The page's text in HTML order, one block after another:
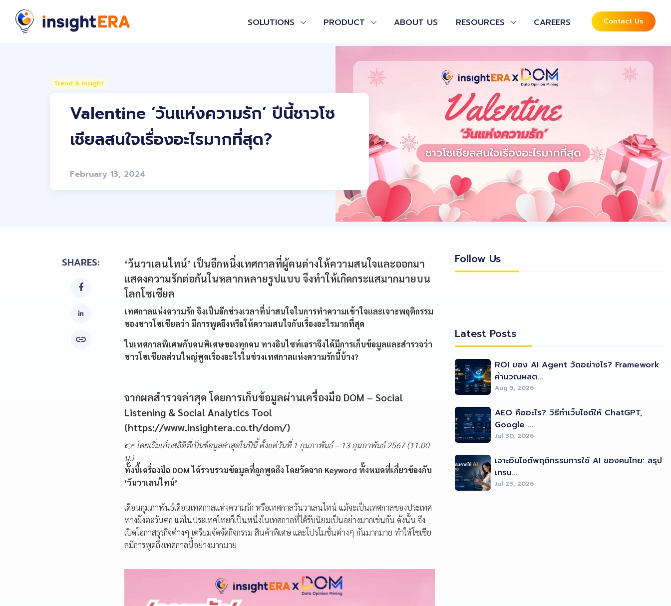
SOLUTIONS PRODUCT ABOUT US RESOURCES CAREERS Contact Us
Trend & Insight
Valentine ‘วันแห่งความรัก’ ปีนี้ชาวโซ
เชียลสนใจเรื่องอะไรมากที่สุด?
February 13, 2024
SHARES:


‘วันวาเลนไทน์’ เป็นอีกหนึ่งเทศกาลที่ผู้คนต่างให้ความสนใจและออกมา
แสดงความรักต่อกันในหลากหลายรูปแบบ จึงทำให้เกิดกระแสมากมายบน
โลกโซเชียล
เทศกาลแห่งความรัก จึงเป็นอีกช่วงเวลาที่น่าสนใจในการทำความเข้าใจและเจาะพฤติกรรม
ของชาวโซเชียลว่า มีการพูดถึงหรือให้ความสนใจกับเรื่องอะไรมากที่สุด
ในเทศกาลพิเศษกับคนพิเศษของทุกคน ทางอินไซท์เอราจึงได้มีการเก็บข้อมูลและสำรวจว่า
ชาวโซเชียลส่วนใหญ่พูดเรื่องอะไรในช่วงเทศกาลแห่งความรักนี้บ้าง?
จากผลสำรวจล่าสุด โดยการเก็บข้อมูลผ่านเครื่องมือ DOM – Social
Listening & Social Analytics Tool
(https://www.insightera.co.th/dom/)
👉 โดยเริ่มเก็บสถิติที่เป็นข้อมูลล่าสุดในปีนี้ ตั้งแต่วันที่ 1 กุมภาพันธ์ – 13 กุมภาพันธ์ 2567 (11.00
น.)
ทั้งนี้เครื่องมือ DOM ได้รวบรวมข้อมูลที่ถูกพูดถึง โดยวัดจาก Keyword ทั้งหมดที่เกี่ยวข้องกับ
‘วันวาเลนไทน์’
เดือนกุมภาพันธ์เดือนเทศกาลแห่งความรัก หรือเทศกาลวันวาเลนไทน์ แม้จะเป็นเทศกาลของประเทศ
ทางฝั่งตะวันตก แต่ในประเทศไทยก็เป็นหนึ่งในเทศกาลที่ได้รับนิยมเป็นอย่างมากเช่นกัน ดังนั้น จึง
เปิดโอกาสธุรกิจต่างๆ เตรียมจัดจัดกิจกรรม สินค้าพิเศษ และโปรโมชั่นต่างๆ กันมากมาย ทำให้โซเชีย
ลมีการพูดถึงเทศกาลนี้อย่างมากมาย
Follow Us
Latest Posts
ROI ของ AI Agent วัดอย่างไร? Framework
คำนวณผลต...
Aug 5, 2026
AEO คืออะไร? วิธีทำเว็บไซต์ให้ ChatGPT,
Google ...
Jul 30, 2026
เจาะอินไซต์พฤติกรรมการใช้ AI ของคนไทย: สรุป
เทรน...
Jul 23, 2026